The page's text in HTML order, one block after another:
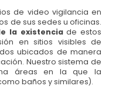
de video vigilancia en
de sus sedes u oficinas.
la existenciade estos
en sitios visibles de
ubicados de manera
Nuestro sistema de
áreas en la que la
baños y similares).